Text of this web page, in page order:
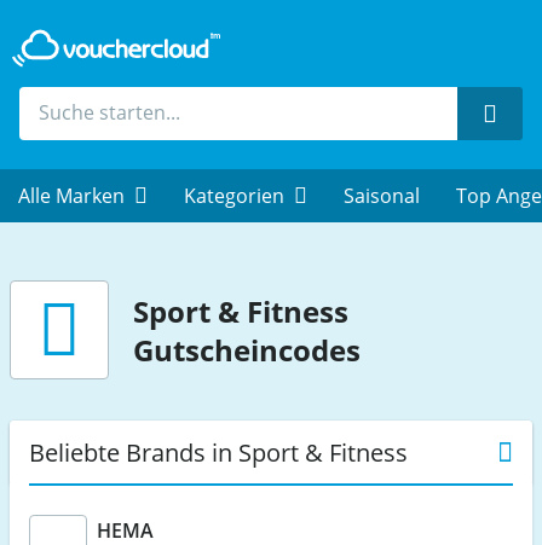
Alle Marken Kategorien Saisonal Top
Sport & Fitness
Gutscheincodes
Beliebte Brands in Sport & Fitness
HEMA